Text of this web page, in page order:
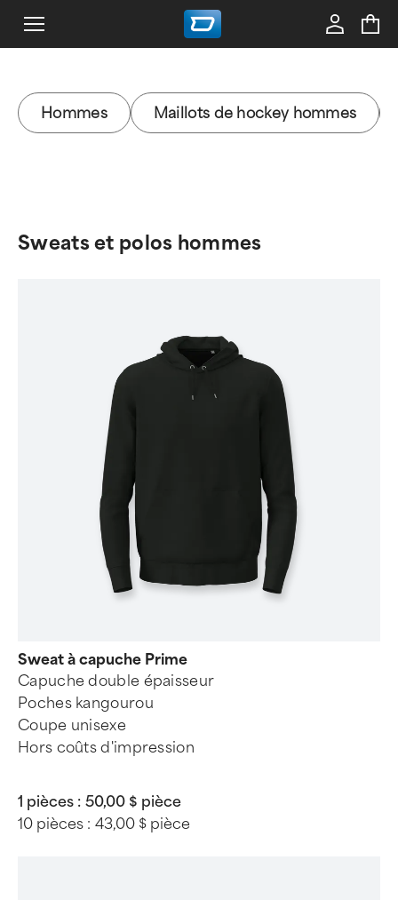
Hommes Maillots de hockey hommes
Sweats et polos hommes
Sweat à capuche Prime
Capuche double épaisseur
Poches kangourou
Coupe unisexe
Hors coûts d'impression
1 pièces : 50,00 $ pièce
10 pièces : 43,00 $ pièce